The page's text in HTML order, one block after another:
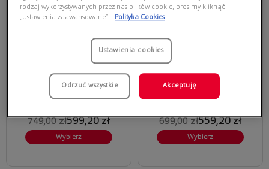
EMPORIO ARMANI 0EA4115 58011W
zakupie opraw i soczewek
749,00 zł599,20 zł
Wybierz
EMPORIO ARMANI 0EA1041 3131
zakupie opraw i soczewek
699,00 zł559,20 zł
Wybierz
rodzaj wykorzystywanych przez nas plików cookie, prosimy kliknąć
„Ustawienia zaawansowane”.
Polityka Cookies
Ustawienia cookies
Odrzuć wszystkie Akceptuję